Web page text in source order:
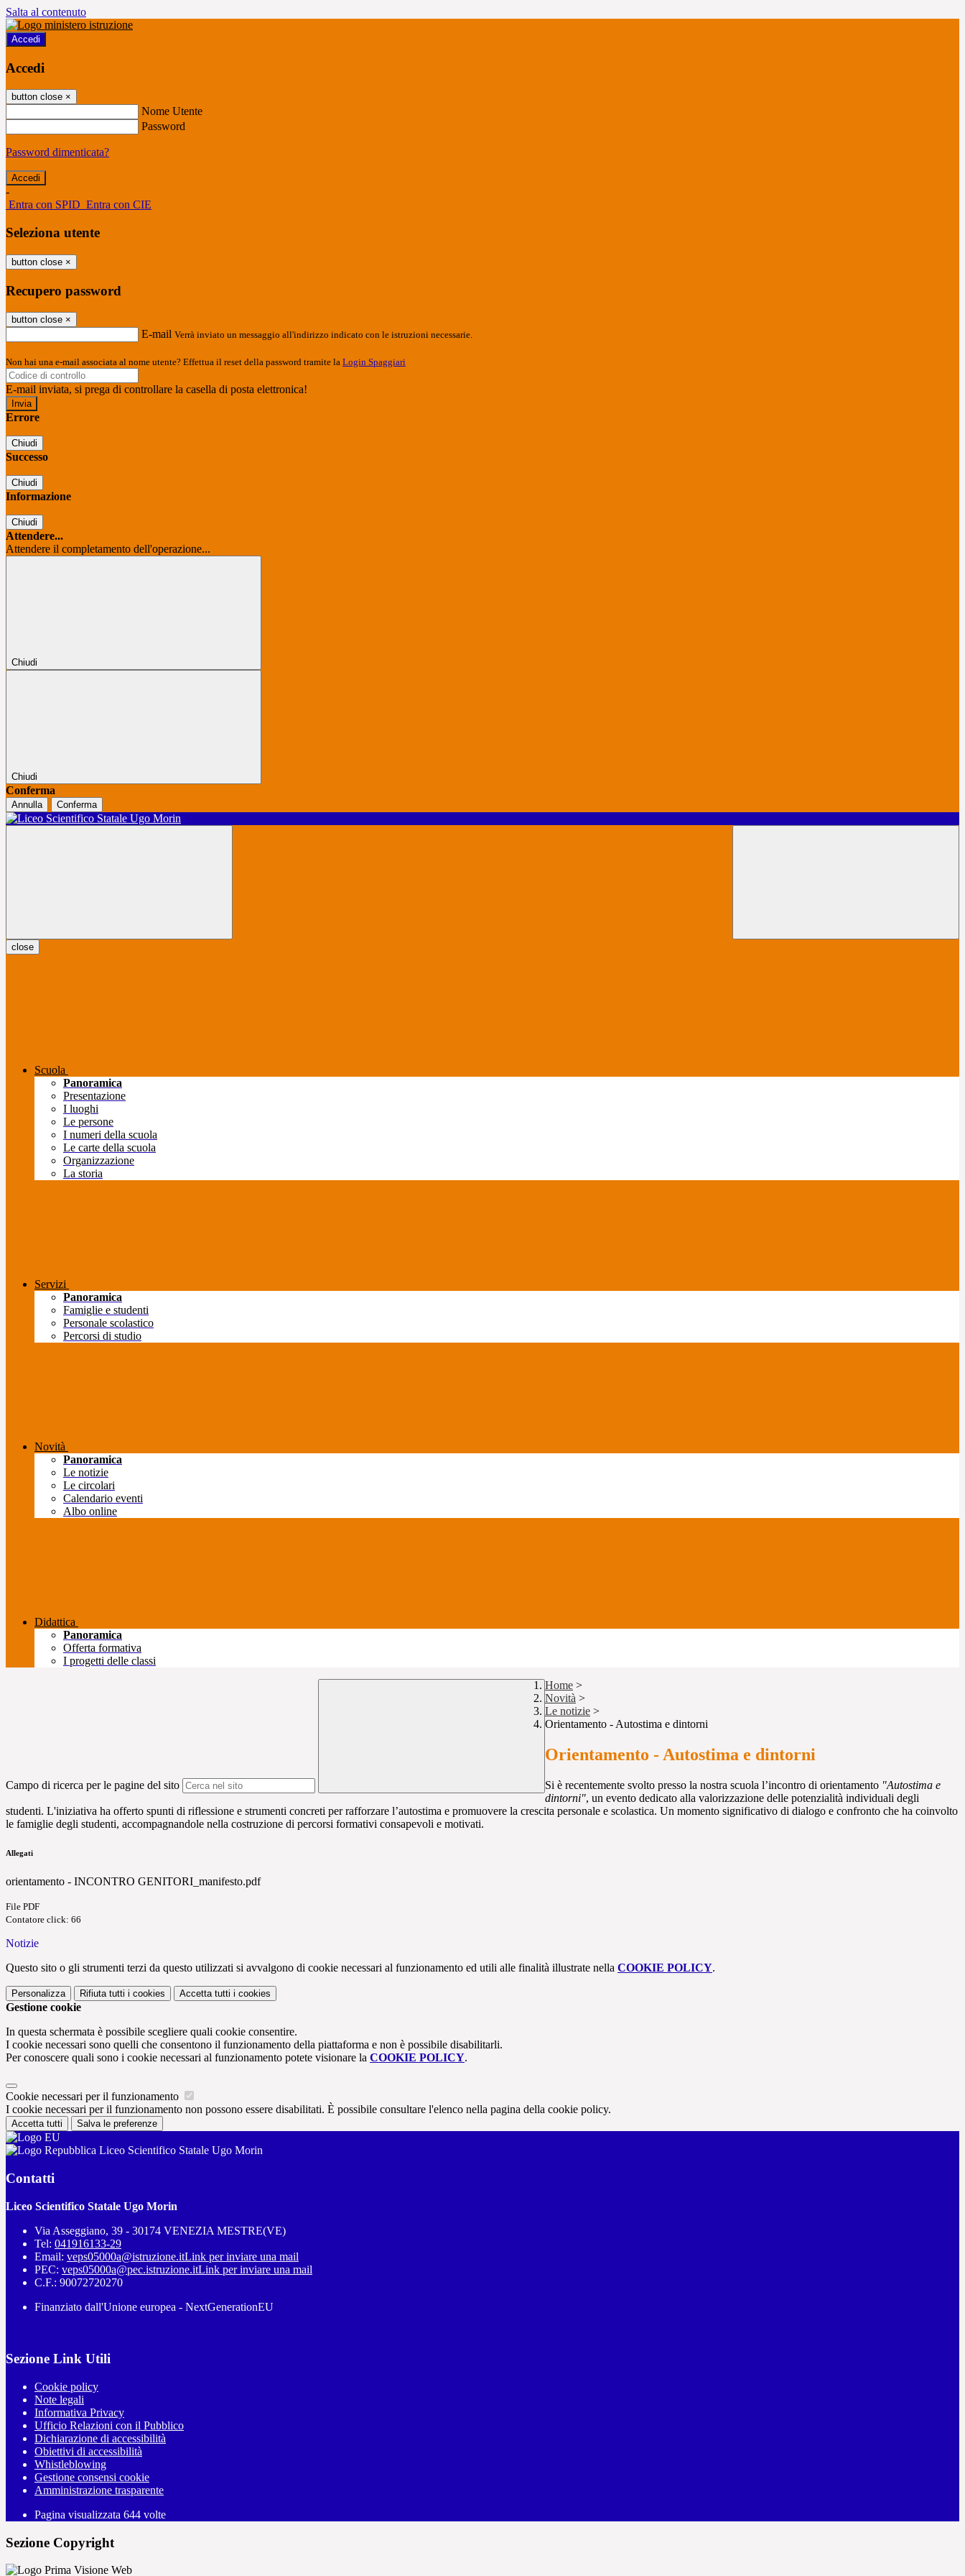
Salta al contenuto
Accedi
Accedi
button close ×
Nome Utente
Password
Password dimenticata?
-
Entra con SPID Entra con CIE
Seleziona utente
button close ×
Recupero password
button close ×
E-mail Verrà inviato un messaggio all'indirizzo indicato con le istruzioni necessarie.
Non hai una e-mail associata al nome utente? Effettua il reset della password tramite la Login Spaggiari
E-mail inviata, si prega di controllare la casella di posta elettronica!
Errore
Chiudi
Successo
Chiudi
Informazione
Chiudi
Attendere...
Attendere il completamento dell'operazione...
Chiudi
Chiudi
Conferma
Annulla Conferma
close
Scuola
Panoramica
Presentazione
I luoghi
Le persone
I numeri della scuola
Le carte della scuola
Organizzazione
La storia
Servizi
Panoramica
Famiglie e studenti
Personale scolastico
Percorsi di studio
Novità
Panoramica
Le notizie
Le circolari
Calendario eventi
Albo online
Didattica
Panoramica
Offerta formativa
I progetti delle classi
Campo di ricerca per le pagine del sito
Home >
Novità >
Le notizie >
Orientamento - Autostima e dintorni
Orientamento - Autostima e dintorni
Si è recentemente svolto presso la nostra scuola l’incontro di orientamento "Autostima e
dintorni", un evento dedicato alla valorizzazione delle potenzialità individuali degli
studenti. L'iniziativa ha offerto spunti di riflessione e strumenti concreti per rafforzare l’autostima e promuovere la crescita personale e scolastica. Un momento significativo di dialogo e confronto che ha coinvolto
le famiglie degli studenti, accompagnandole nella costruzione di percorsi formativi consapevoli e motivati.
Allegati
orientamento - INCONTRO GENITORI_manifesto.pdf
File PDF
Contatore click: 66
Notizie
Questo sito o gli strumenti terzi da questo utilizzati si avvalgono di cookie necessari al funzionamento ed utili alle finalità illustrate nella COOKIE POLICY.
Personalizza Rifiuta tutti i cookies Accetta tutti i cookies
Gestione cookie
In questa schermata è possibile scegliere quali cookie consentire.
I cookie necessari sono quelli che consentono il funzionamento della piattaforma e non è possibile disabilitarli.
Per conoscere quali sono i cookie necessari al funzionamento potete visionare la COOKIE POLICY.
Cookie necessari per il funzionamento
I cookie necessari per il funzionamento non possono essere disabilitati. È possibile consultare l'elenco nella pagina della cookie policy.
Accetta tutti Salva le preferenze
Liceo Scientifico Statale Ugo Morin
Contatti
Liceo Scientifico Statale Ugo Morin
Via Asseggiano, 39 - 30174 VENEZIA MESTRE(VE)
Tel: 041916133-29
Email: veps05000a@istruzione.itLink per inviare una mail
PEC: veps05000a@pec.istruzione.itLink per inviare una mail
C.F.: 90072720270
Finanziato dall'Unione europea - NextGenerationEU
Sezione Link Utili
Cookie policy
Note legali
Informativa Privacy
Ufficio Relazioni con il Pubblico
Dichiarazione di accessibilità
Obiettivi di accessibilità
Whistleblowing
Gestione consensi cookie
Amministrazione trasparente
Pagina visualizzata 644 volte
Sezione Copyright